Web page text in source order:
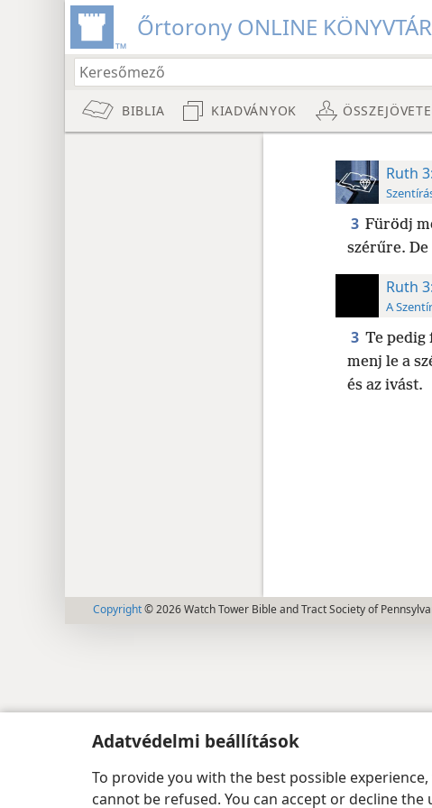
Adatvédelmi beállítások
To provide you with the best possible
cannot be refused. You can accept or decline
Őrtorony ONLINE KÖNYVTÁR
BIBLIA KIADVÁNYOK
Ruth
3 Fürödj
szérűre. De
Ruth
A
3 Te pedig
menj le a
és az ivást.
Copyright© 2026 Watch Tower Bible and Tract Society of